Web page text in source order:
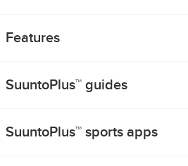
Features
SuuntoPlus™ guides
SuuntoPlus™ sports apps